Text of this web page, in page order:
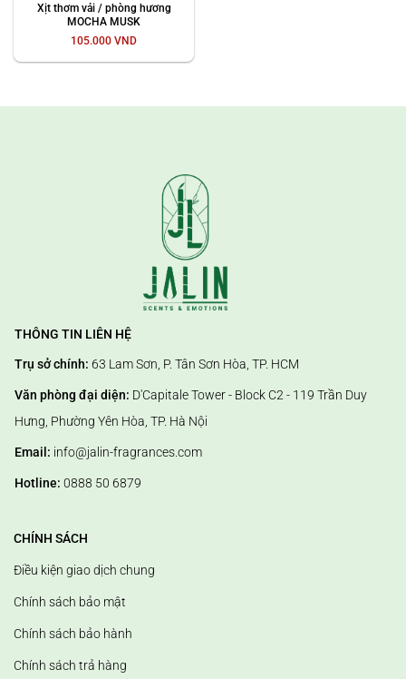
Xịt thơm vải / phòng hương
MOCHA MUSK
105.000 VND
THÔNG TIN LIÊN HỆ
Trụ sở chính: 63 Lam Sơn, P. Tân Sơn Hòa, TP. HCM
Văn phòng đại diện: D'Capitale Tower - Block C2 - 119 Trần Duy
Hưng, Phường Yên Hòa, TP. Hà Nội
Email: info@jalin-fragrances.com
Hotline: 0888 50 6879
CHÍNH SÁCH
Điều kiện giao dịch chung
Chính sách bảo mật
Chính sách bảo hành
Chính sách trả hàng